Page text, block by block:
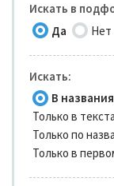
Искать в
Да
Нет
Искать:
В
Только в
Только по
Только в